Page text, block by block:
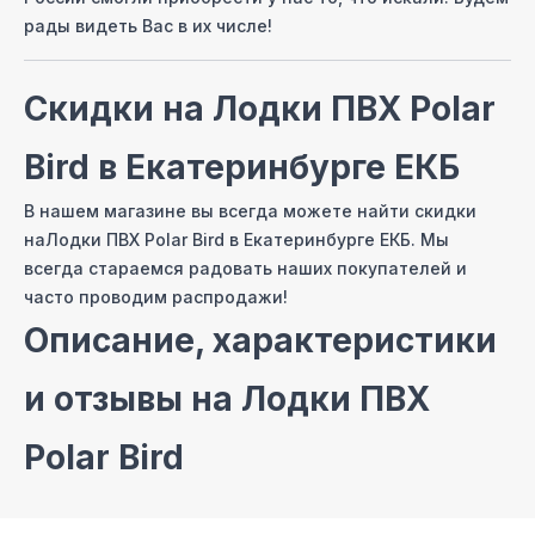
рады видеть Вас в их числе!
Скидки на Лодки ПВХ Polar
Bird в Екатеринбурге ЕКБ
В нашем магазине вы всегда можете найти скидки
наЛодки ПВХ Polar Bird в Екатеринбурге ЕКБ. Мы
всегда стараемся радовать наших покупателей и
часто проводим распродажи!
Описание, характеристики
и отзывы на Лодки ПВХ
Polar Bird